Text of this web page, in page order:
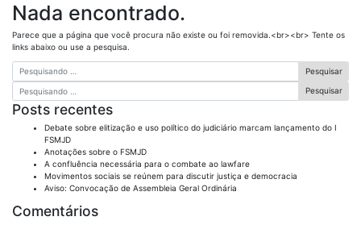
Nada encontrado.
Parece que a página que você procura não existe ou foi removida.<br><br> Tente os
links abaixo ou use a pesquisa.
Pesquisar
Pesquisar
Posts recentes
Debate sobre elitização e uso político do judiciário marcam lançamento do I
FSMJD
Anotações sobre o FSMJD
A confluência necessária para o combate ao lawfare
Movimentos sociais se reúnem para discutir justiça e democracia
Aviso: Convocação de Assembleia Geral Ordinária
Comentários